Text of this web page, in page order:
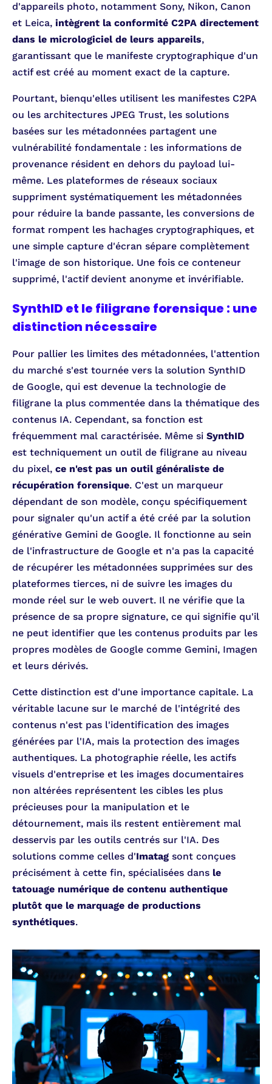
d'appareils photo, notamment Sony, Nikon, Canon
et Leica, intègrent la conformité C2PA directement
dans le micrologiciel de leurs appareils,
garantissant que le manifeste cryptographique d'un
actif est créé au moment exact de la capture.
Pourtant, bienqu'elles utilisent les manifestes C2PA
ou les architectures JPEG Trust, les solutions
basées sur les métadonnées partagent une
vulnérabilité fondamentale : les informations de
provenance résident en dehors du payload lui-
même. Les plateformes de réseaux sociaux
suppriment systématiquement les métadonnées
pour réduire la bande passante, les conversions de
format rompent les hachages cryptographiques, et
une simple capture d'écran sépare complètement
l'image de son historique. Une fois ce conteneur
supprimé, l'actif devient anonyme et invérifiable.
SynthID et le filigrane forensique : une
distinction nécessaire
Pour pallier les limites des métadonnées, l'attention
du marché s'est tournée vers la solution SynthID
de Google, qui est devenue la technologie de
filigrane la plus commentée dans la thématique des
contenus IA. Cependant, sa fonction est
fréquemment mal caractérisée. Même si SynthID
est techniquement un outil de filigrane au niveau
du pixel, ce n'est pas un outil généraliste de
récupération forensique. C'est un marqueur
dépendant de son modèle, conçu spécifiquement
pour signaler qu'un actif a été créé par la solution
générative Gemini de Google. Il fonctionne au sein
de l'infrastructure de Google et n'a pas la capacité
de récupérer les métadonnées supprimées sur des
plateformes tierces, ni de suivre les images du
monde réel sur le web ouvert. Il ne vérifie que la
présence de sa propre signature, ce qui signifie qu'il
ne peut identifier que les contenus produits par les
propres modèles de Google comme Gemini, Imagen
et leurs dérivés.
Cette distinction est d'une importance capitale. La
véritable lacune sur le marché de l'intégrité des
contenus n'est pas l'identification des images
générées par l'IA, mais la protection des images
authentiques. La photographie réelle, les actifs
visuels d'entreprise et les images documentaires
non altérées représentent les cibles les plus
précieuses pour la manipulation et le
détournement, mais ils restent entièrement mal
desservis par les outils centrés sur l'IA. Des
solutions comme celles d'Imatag sont conçues
précisément à cette fin, spécialisées dans le
tatouage numérique de contenu authentique
plutôt que le marquage de productions
synthétiques.